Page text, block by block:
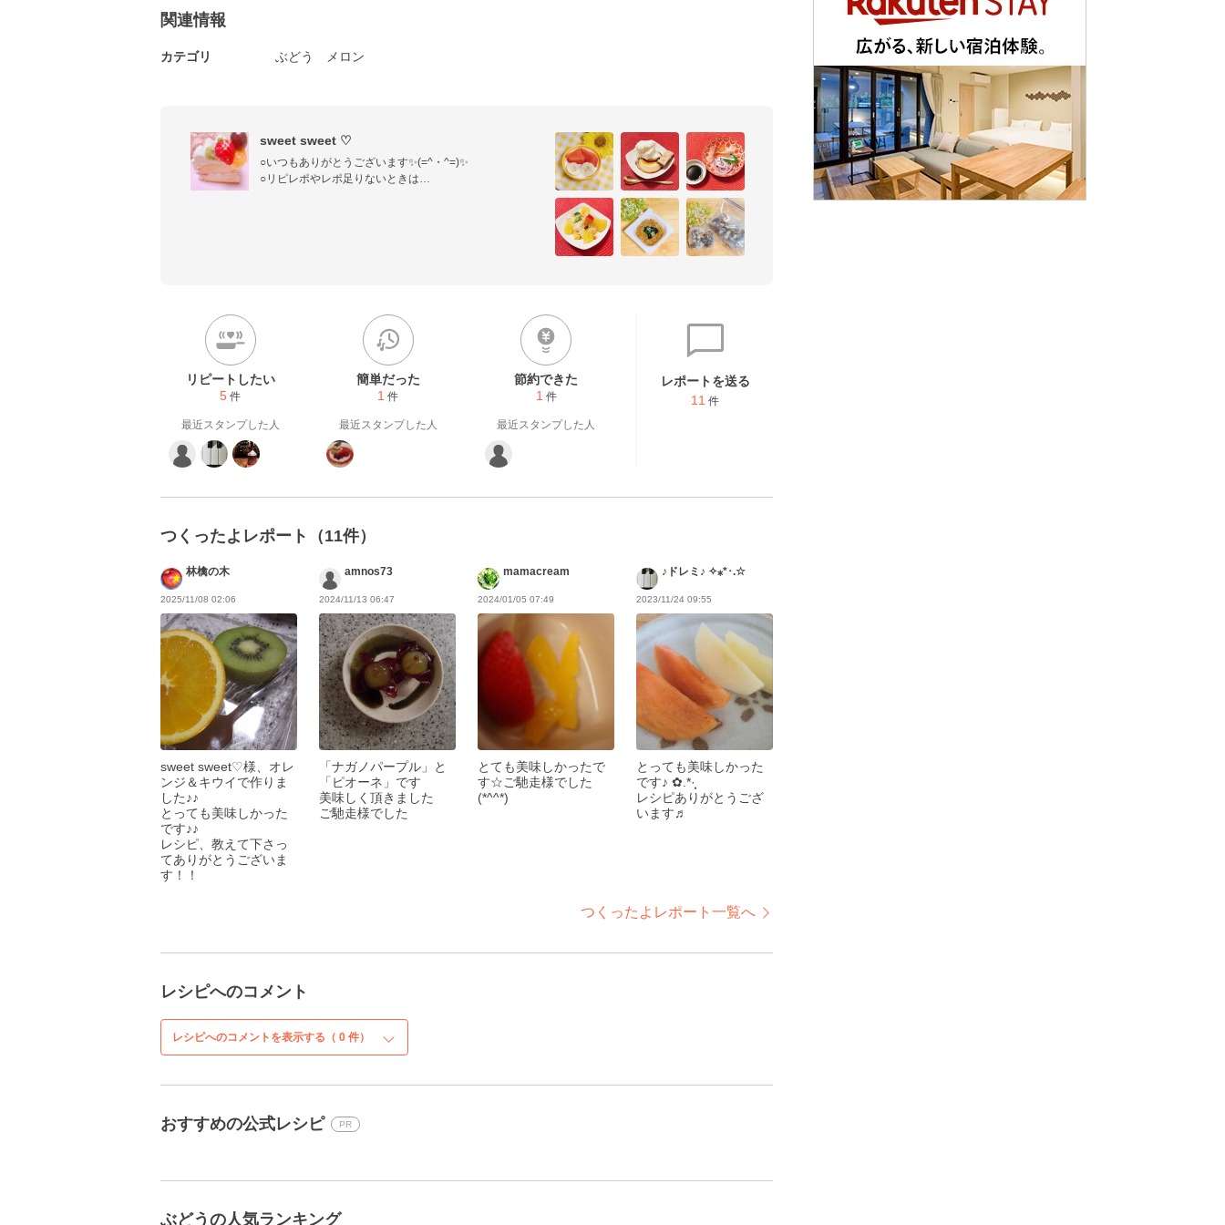
関連情報
カテゴリ ぶどう メロン
sweet sweet ♡
○いつもありがとうございます✨(=^・^=)✨
○リピレポやレポ足りないときは
リピートしたい
5 件
最近スタンプした人
簡単だった
1 件
最近スタンプした人
節約できた
1 件
最近スタンプした人
レポートを送る
11 件
つくったよレポート（11件）
林檎の木
2025/11/08 02:06
sweet sweet♡様、オレ
ンジ＆キウイで作りま
した♪♪
とっても美味しかった
です♪♪
レシピ、教えて下さっ
てありがとうございま
す！！
amnos73
2024/11/13 06:47
「ナガノパープル」と
「ピオーネ」です
美味しく頂きました
ご馳走様でした
mamacream
2024/01/05 07:49
とても美味しかったで
す☆ご馳走様でした
(*^^*)
♪ドレミ♪ ✧⁎*･.☆
2023/11/24 09:55
とっても美味しかった
です♪ ✿.*·̩͙
レシピありがとうござ
います♬
つくったよレポート一覧へ
レシピへのコメント
レシピへのコメントを表示する（ 0 件）
おすすめの公式レシピ PR
ぶどうの人気ランキング